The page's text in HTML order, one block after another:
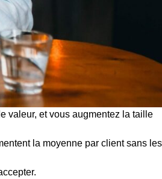
valeur, et vous augmentez la taille
la moyenne par client sans les